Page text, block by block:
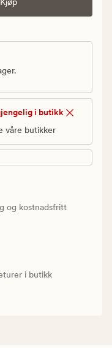
i butikk
våre butikker
og kostnadsfritt
i butikk